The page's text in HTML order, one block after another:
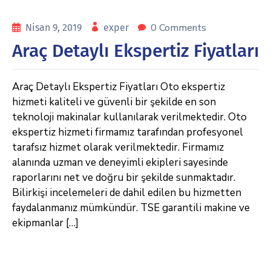
Nisan 9, 2019 exper 0 Comments
Araç Detaylı Ekspertiz Fiyatları
Araç Detaylı Ekspertiz Fiyatları Oto ekspertiz
hizmeti kaliteli ve güvenli bir şekilde en son
teknoloji makinalar kullanılarak verilmektedir. Oto
ekspertiz hizmeti firmamız tarafından profesyonel
tarafsız hizmet olarak verilmektedir. Firmamız
alanında uzman ve deneyimli ekipleri sayesinde
raporlarını net ve doğru bir şekilde sunmaktadır.
Bilirkişi incelemeleri de dahil edilen bu hizmetten
faydalanmanız mümkündür. TSE garantili makine ve
ekipmanlar […]